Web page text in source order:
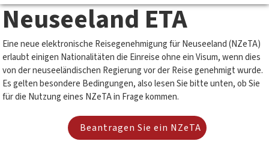
Neuseeland ETA
Eine neue elektronische Reisegenehmigung für Neuseeland (NZeTA)
erlaubt einigen Nationalitäten die Einreise ohne ein Visum, wenn dies
von der neuseeländischen Regierung vor der Reise genehmigt wurde.
Es gelten besondere Bedingungen, also lesen Sie bitte unten, ob Sie
für die Nutzung eines NZeTA in Frage kommen.
Beantragen Sie ein NZeTA